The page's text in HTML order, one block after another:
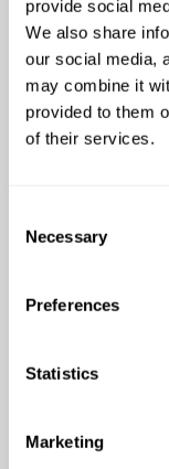
provide social
We also share
our social media,
may combine it
provided to them
of their services.
Necessary
Preferences
Statistics
Marketing
La
todo
dejó la cocina